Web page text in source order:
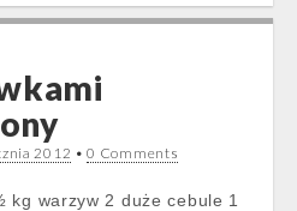
2012 •0 Comments
kg warzyw 2 duże cebule 1